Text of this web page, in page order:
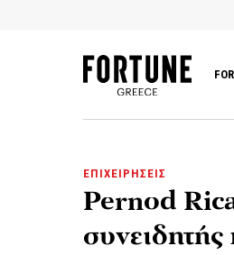
ΕΠΙΧΕΙΡΗΣΕΙΣ
Pernod